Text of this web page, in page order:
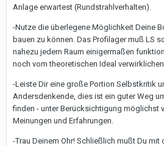
Anlage erwartest (Rundstrahlverhalten).
-Nutze die überlegene Möglichkeit Deine
bauen zu können. Das Profilager muß LS
nahezu jedem Raum einigermaßen
noch vom theoretischen Ideal
-Leiste Dir eine große Portion Selbstkritik
Andersdenkende, dies ist ein guter Weg
finden - unter Berücksichtigung möglichst
Meinungen und Erfahrungen.
-Trau Deinem Ohr! Schließlich mußt Du mit